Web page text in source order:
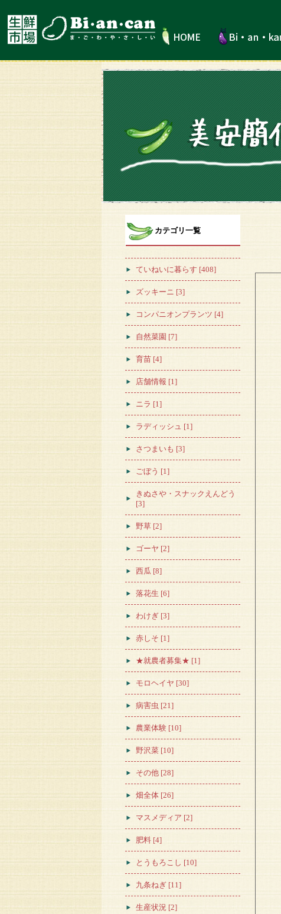
カテゴリ一覧
ていねいに暮らす [408]
ズッキーニ [3]
コンパニオンプランツ [4]
自然菜園 [7]
育苗 [4]
店舗情報 [1]
ニラ [1]
ラディッシュ [1]
さつまいも [3]
ごぼう [1]
きぬさや・スナックえんどう
[3]
野草 [2]
ゴーヤ [2]
西瓜 [8]
落花生 [6]
わけぎ [3]
赤しそ [1]
★就農者募集★ [1]
モロヘイヤ [30]
病害虫 [21]
農業体験 [10]
野沢菜 [10]
その他 [28]
畑全体 [26]
マスメディア [2]
肥料 [4]
とうもろこし [10]
九条ねぎ [11]
生産状況 [2]